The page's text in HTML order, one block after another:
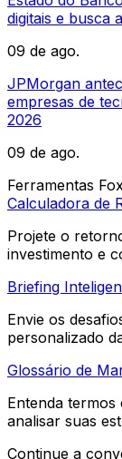
digitais e busca
09 de ago.
JPMorgan
empresas de
2026
09 de ago.
Ferramentas
Calculadora de
Projete o
investimento e
Briefing
Envie os
personalizado
Glossário de
Entenda termos
analisar suas
Continue a